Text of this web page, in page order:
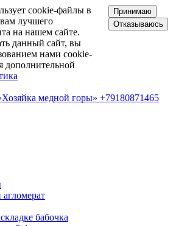
cookie-файлы в
лучшего
на нашем сайте.
данный сайт, вы
нами cookie-
дополнительной
Принимаю
Отказываюсь
+79180871465
бабочка